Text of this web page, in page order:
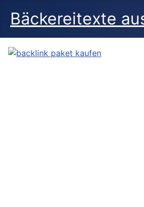
Bäckereitexte